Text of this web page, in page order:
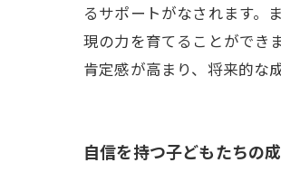
るサポートがなされます。
現の力を育てることができ
肯定感が高まり、将来的な
自信を持つ子どもたちの